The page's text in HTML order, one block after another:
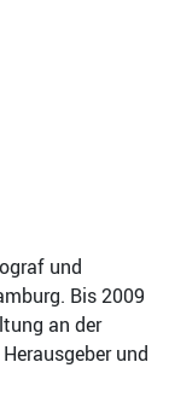
und
Bis 2009
an der
und